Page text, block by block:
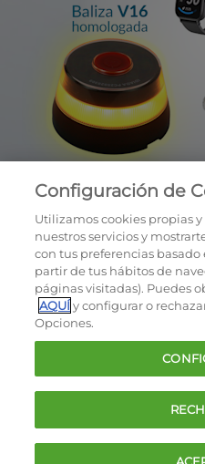
Política de
Términos y
Configuración de
Utilizamos cookies propias
nuestros servicios y
con tus preferencias
partir de tus hábitos de
páginas visitadas). Puedes
AQUÍy configurar o
Opciones.